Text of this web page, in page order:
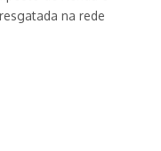
na rede